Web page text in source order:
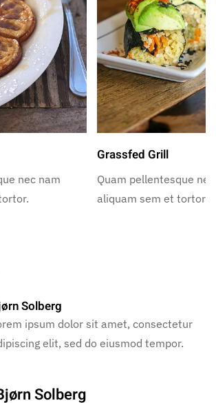
nec nam
Grassfed Grill
Quam pellentesque
aliquam sem et tortor.
Solberg
ipsum dolor sit amet, consectetur
elit, sed do eiusmod tempor.
Solberg